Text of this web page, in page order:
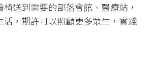
送到需要的部落會館、醫療站，
，期許可以照顧更多眾生，實踐